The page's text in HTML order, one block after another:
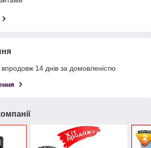
14 днів за домовленістю